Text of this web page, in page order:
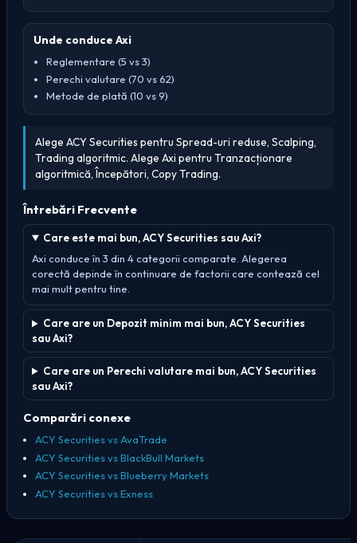
Unde conduce Axi
Reglementare (5 vs 3)
Perechi valutare (70 vs 62)
Metode de plată (10 vs 9)
Alege ACY Securities pentru Spread-uri reduse, Scalping,
Trading algoritmic. Alege Axi pentru Tranzacționare
algoritmică, Începători, Copy Trading.
Întrebări Frecvente
Care este mai bun, ACY Securities sau Axi?
Axi conduce în 3 din 4 categorii comparate. Alegerea
corectă depinde în continuare de factorii care contează cel
mai mult pentru tine.
Care are un Depozit minim mai bun, ACY Securities
sau Axi?
Care are un Perechi valutare mai bun, ACY Securities
sau Axi?
Comparări conexe
ACY Securities vs AvaTrade
ACY Securities vs BlackBull Markets
ACY Securities vs Blueberry Markets
ACY Securities vs Exness